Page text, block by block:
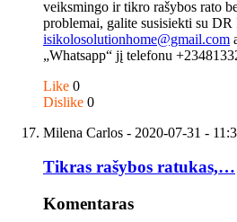
veiksmingo ir tikro rašybos rato
problemai, galite susisiekti su
isikolosolutionhome@gmail.com
„Whatsapp“ jį telefonu
Like 0
Dislike 0
Milena Carlos - 2020-07-31 -
Tikras rašybos ratukas,…
Komentaras